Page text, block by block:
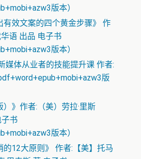
版本）
有效文案的四个黄金步骤》 作
语 出品 电子书
版本）
媒体从业者的技能提升课 作者:
版
）》作者:（美）劳拉·里斯
子书
版本）
的12大原则》 作者:【美】托马